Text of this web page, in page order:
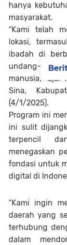
hanya
masyarakat.
“Kami telah
lokasi,
ibadah di
undang-
manusia,”
Sina,
(4/1/2025).
Program ini
ini sulit
terpencil
menegaskan
fondasi untuk
digital di
“Kami ingin
daerah yang
terhubung
dalam